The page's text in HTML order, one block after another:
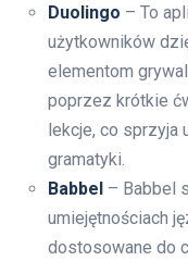
Duolingo – To
użytkowników
elementom
poprzez krótkie
lekcje, co sprzyja
gramatyki.
Babbel – Babbel
umiejętnościach
dostosowane do